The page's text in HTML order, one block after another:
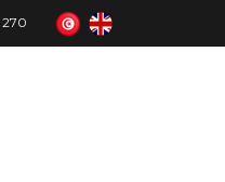
270